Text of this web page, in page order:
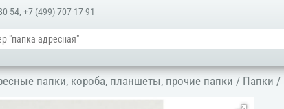
54,+7 (499) 707-17-91
папки, короба, планшеты, прочие папки / Папки /